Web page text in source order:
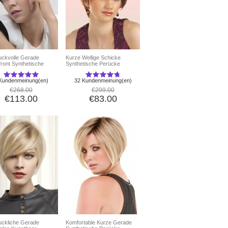
Gerade
Synthetische
€268.00
€113.00
Kurze Wellige Schicke
Synthetische Perücke
32 Kundenmeinung(en)
€299.00
€83.00
Gerade
Komfortable Kurze Gerade